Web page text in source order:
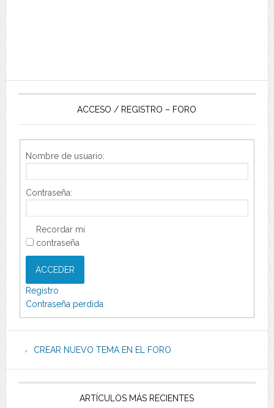
ACCESO / REGISTRO – FORO
Nombre de usuario:
Contraseña:
Recordar mi
contraseña
ACCEDER
Registro
Contraseña perdida
CREAR NUEVO TEMA EN EL FORO
ARTÍCULOS MÁS RECIENTES